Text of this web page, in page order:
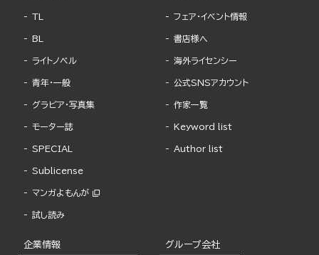
TL
BL
ライトノベル
青年・一般
グラビア・写真集
モーター誌
SPECIAL
Sublicense
マンガよもんが
試し読み
フェア・イベント情報
書店様へ
海外ライセンシー
公式SNSアカウント
作家一覧
Keyword list
Author list
企業情報 グループ会社